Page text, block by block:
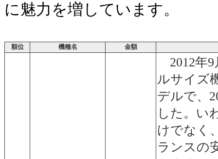
に魅力を増しています。
順位 機種名 金額
2012年9
ルサイズ
デルで、
した。い
けでなく
ランスの